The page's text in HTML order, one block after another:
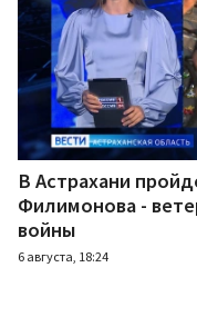
В Астрахани
Филимонова -
войны
6 августа, 18:24